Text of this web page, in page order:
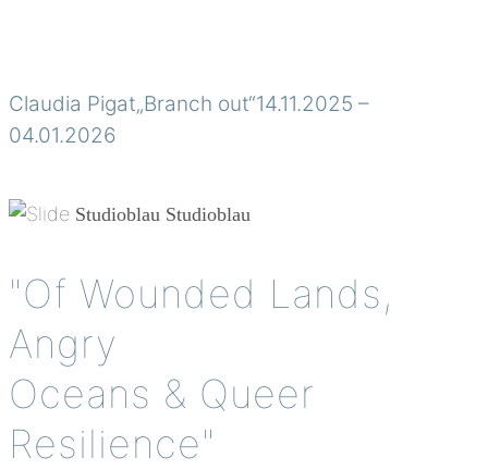
Claudia Pigat„Branch out“14.11.2025 –
04.01.2026
Studioblau Studioblau
"Of Wounded Lands,
Angry
Oceans & Queer
Resilience"